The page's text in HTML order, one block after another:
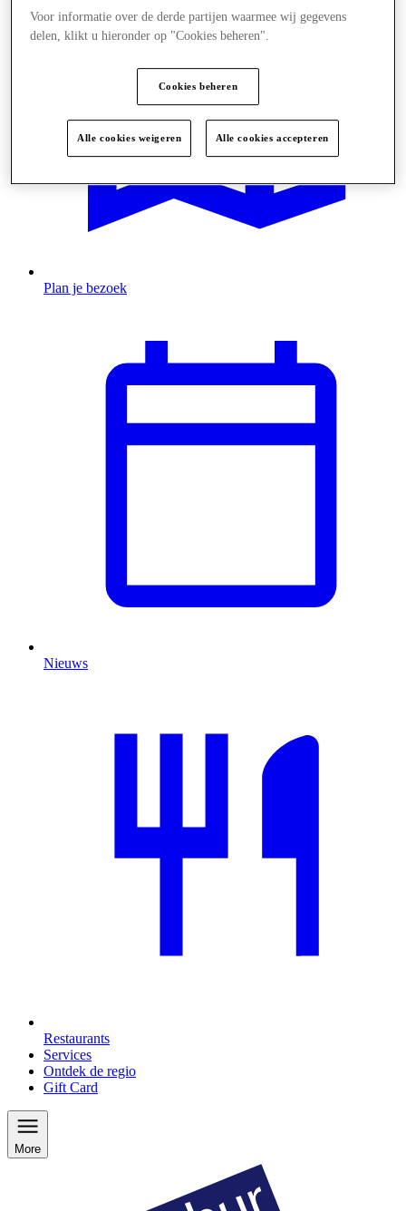
Plan je bezoek
Nieuws
Restaurants
Services
Ontdek de regio
Gift Card
More
Voor informatie over de derde partijen waarmee wij gegevens
delen, klikt u hieronder op "Cookies beheren".
Cookies beheren
Alle cookies weigeren Alle cookies accepteren